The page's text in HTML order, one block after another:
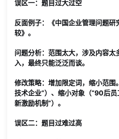
误区一：题目过大过空
反面例子：《中国企业管理问题
较》。
问题分析：范围太大，涉及内容
入，最终只能泛泛而谈。
修改策略：增加限定词，缩小范围
技术企业”）、缩小对象（“90后员
新激励机制”）。
误区二：题目过难过高